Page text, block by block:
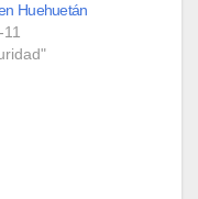
Huehuetán